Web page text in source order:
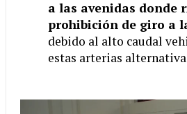
a las avenidas donde
prohibición de giro a
debido al alto caudal
estas arterias